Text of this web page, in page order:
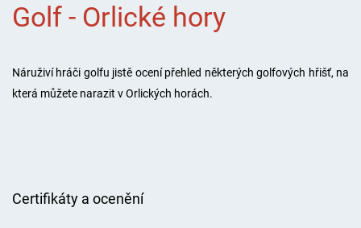
Golf - Orlické hory
Náruživí hráči golfu jistě ocení přehled některých golfových hřišť, na
která můžete narazit v Orlických horách.
Certifikáty a ocenění